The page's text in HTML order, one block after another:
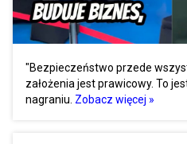
"Bezpieczeństwo przede
założenia jest prawicowy. To
nagraniu. Zobacz więcej »